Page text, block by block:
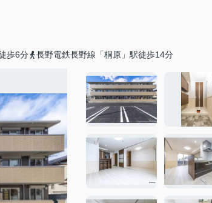
歩6分 長野電鉄長野線「桐原」駅徒歩14分